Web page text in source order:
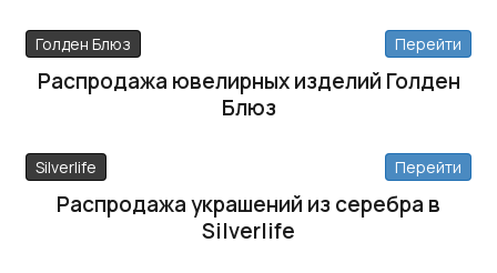
Голден Блюз Перейти
Распродажа ювелирных изделий Голден
Блюз
Silverlife Перейти
Распродажа украшений из серебра в
Silverlife